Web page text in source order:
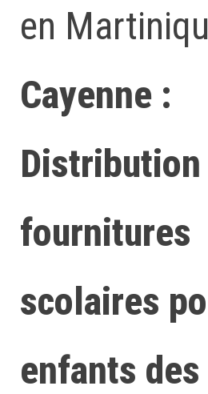
en
Cayenne :
Distribution
fournitures
scolaires
enfants des